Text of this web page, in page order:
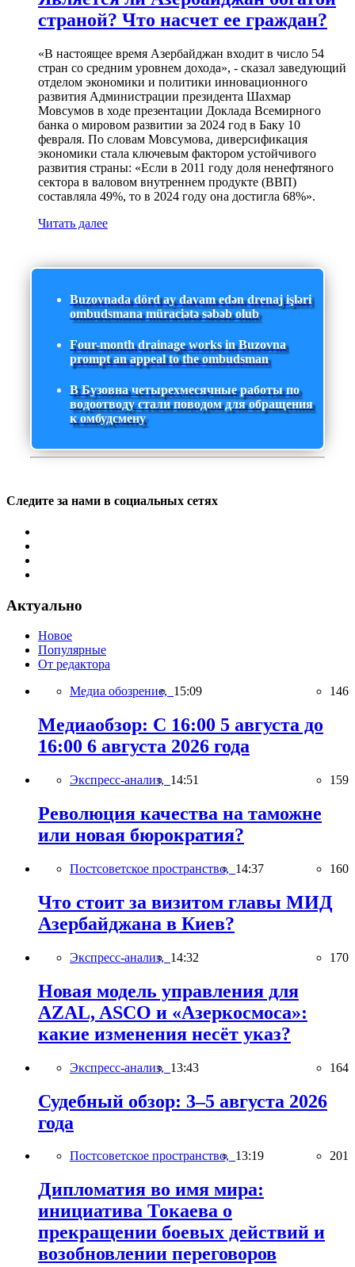
страной? Что насчет ее граждан?
«В настоящее время Азербайджан входит в число 54
стран со средним уровнем дохода», - сказал заведующий
отделом экономики и политики инновационного
развития Администрации президента Шахмар
Мовсумов в ходе презентации Доклада Всемирного
банка о мировом развитии за 2024 год в Баку 10
февраля. По словам Мовсумова, диверсификация
экономики стала ключевым фактором устойчивого
развития страны: «Если в 2011 году доля ненефтяного
сектора в валовом внутреннем продукте (ВВП)
составляла 49%, то в 2024 году она достигла 68%».
Читать далее
Buzovnada dörd ay davam edən drenaj işləri
ombudsmana müraciətə səbəb olub
Four-month drainage works in Buzovna
prompt an appeal to the ombudsman
В Бузовна четырехмесячные работы по
водоотводу стали поводом для обращения
к омбудсмену
Следите за нами в социальных сетях
Актуально
Новое
Популярные
От редактора
Медиа обозрение, 15:09 146
Медиаобзор: С 16:00 5 августа до
16:00 6 августа 2026 года
Экспресс-анализ, 14:51 159
Революция качества на таможне
или новая бюрократия?
Постсоветское пространство, 14:37 160
Что стоит за визитом главы МИД
Азербайджана в Киев?
Экспресс-анализ, 14:32 170
Новая модель управления для
AZAL, ASCO и «Азеркосмоса»:
какие изменения несёт указ?
Экспресс-анализ, 13:43 164
Судебный обзор: 3–5 августа 2026
года
Постсоветское пространство, 13:19 201
Дипломатия во имя мира:
инициатива Токаева о
прекращении боевых действий и
возобновлении переговоров